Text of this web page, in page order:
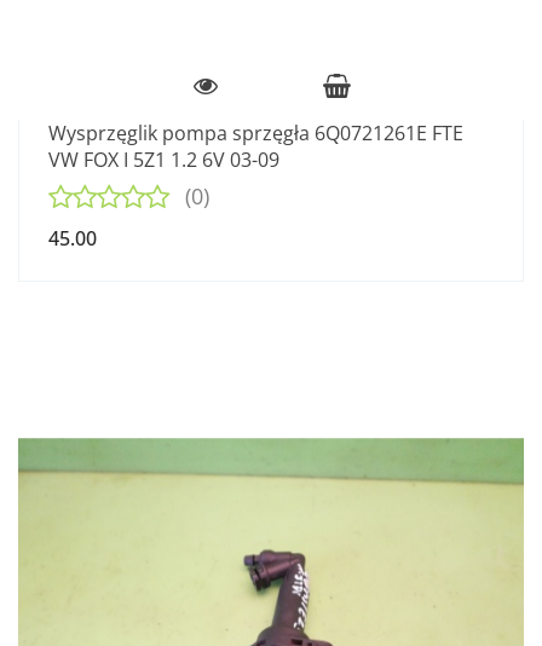
Wysprzęglik pompa sprzęgła 6Q0721261E FTE
VW FOX I 5Z1 1.2 6V 03-09
(0)
45.00